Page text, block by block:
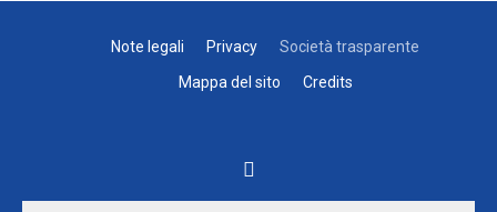
Note legali Privacy
Società trasparente
Mappa del sito
Credits